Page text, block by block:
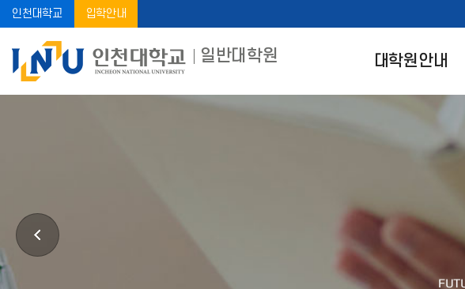
인천대학교 입학안내
일반대학원 대학원안내